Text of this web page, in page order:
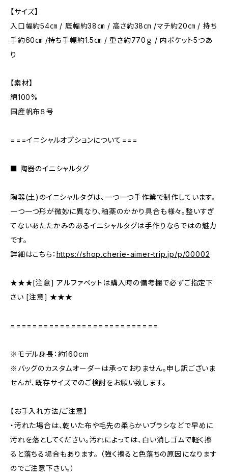
【サイズ】
入口幅約54㎝ / 底幅約38㎝ / 高さ約38㎝ /マチ約20㎝ / 持ち
手約60㎝ /持ち手幅約1.5㎝ / 重さ約770ｇ / 内ポケット5つあ
り
【素材】
綿100%
国産帆布８号
===イニシャルオプションについて===
■ 陶器のイニシャルタグ
陶器(土)のイニシャルタグは、一つ一つ手作業で制作しています。
一つ一つ形が微妙に異なり、釉薬のかかり具合も様々。整いすぎ
てないあたたかみのあるイニシャルタグは手作りならではの魅力
です。
詳細はこちら： https://shop.cherie-aimer-trip.jp/p/00002
★★★[注意] アルファベットは購入時の備考欄で必ずご指定下
さい [注意] ★★★
===========================
※モデル身長：約160cm
※バッグのカスタムオーダーは承っておりません。申し訳ございま
せんが、既存サイズでのご検討をお願い致します。
【お手入れ方法/ご注意】
・汚れた場合は、乾いた布や毛先の柔らかいブラシなどで早めに
汚れを落としてください。汚れによっては、白い消しゴムで軽く擦
ると落ちる場合もあります。 （強く擦ると色落ちの原因になります
のでご注意下さい。）